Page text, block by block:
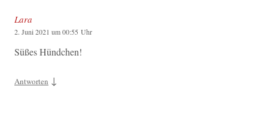
Lara
2. Juni 2021 um 00:55 Uhr
Süßes Hündchen!
Antworten ↓